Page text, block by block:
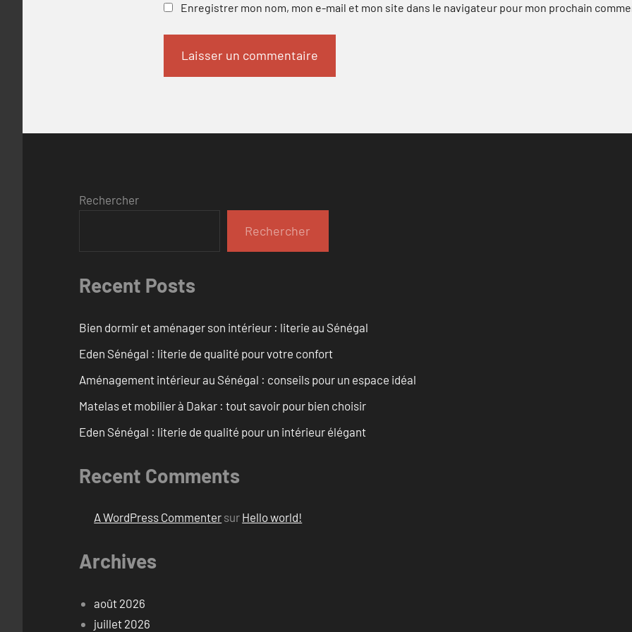
Enregistrer mon nom, mon e-mail et mon site dans le navigateur pour mon prochain
Rechercher
Rechercher
Recent Posts
Bien dormir et aménager son intérieur : literie au Sénégal
Eden Sénégal : literie de qualité pour votre confort
Aménagement intérieur au Sénégal : conseils pour un espace idéal
Matelas et mobilier à Dakar : tout savoir pour bien choisir
Eden Sénégal : literie de qualité pour un intérieur élégant
Recent Comments
A WordPress Commenter sur Hello world!
Archives
août 2026
juillet 2026